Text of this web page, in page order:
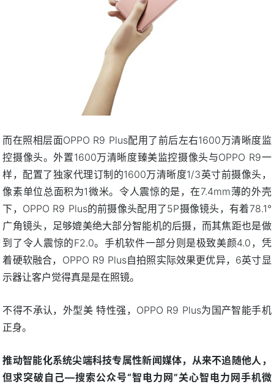
而在照相层面OPPO R9 Plus配用了前后左右1600万清晰度监
控摄像头。外置1600万清晰度臻美监控摄像头与OPPO R9一
样，配置了独家代理订制的1600万清晰度1/3英寸前摄像头，
像素单位总面积为1微米。令人震惊的是，在7.4mm薄的外壳
下，OPPO R9 Plus的前摄像头配用了5P摄像镜头，有着78.1°
广角镜头，足够媲美绝大部分智能机的后摄，而其焦距也是做
到了令人震惊的F2.0。手机软件一部分则是极致美颜4.0，凭
着硬软融合，OPPO R9 Plus自拍照实际效果更优异，6英寸显
示器让客户觉得真是是在照镜。
不得不承认，外型美 特性强，OPPO R9 Plus为国产智能手机
正身。
推动智能化系统尖端科技专属性新闻媒体，从来不追随他人，
但求突破自己—搜索公众号“智电力网”关心智电力网手机微